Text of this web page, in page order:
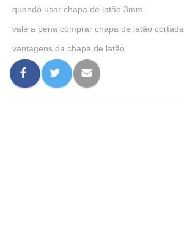
quando usar chapa de latão 3mm
vale a pena comprar chapa de latão cortada
vantagens da chapa de latão